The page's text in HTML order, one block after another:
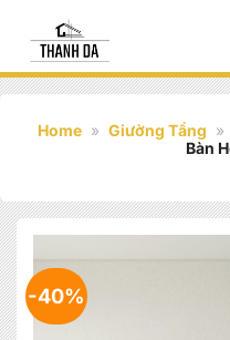
dung
Home » Giường Tầng »
Bàn
-40%